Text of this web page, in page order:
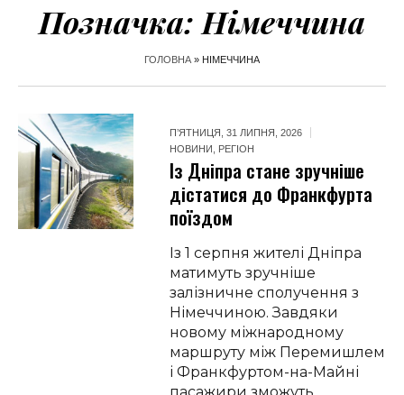
Позначка: Німеччина
ГОЛОВНА » НІМЕЧЧИНА
П’ЯТНИЦЯ, 31 ЛИПНЯ, 2026
НОВИНИ
РЕГІОН
Із Дніпра стане зручніше
дістатися до Франкфурта
поїздом
Із 1 серпня жителі Дніпра
матимуть зручніше
залізничне сполучення з
Німеччиною. Завдяки
новому міжнародному
маршруту між Перемишлем
і Франкфуртом-на-Майні